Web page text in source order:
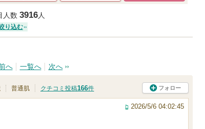
人数 3916人
り込む
へ 一覧へ 次へ
普通肌 クチコミ投稿166件 フォロー
2026/5/6 04:02:45